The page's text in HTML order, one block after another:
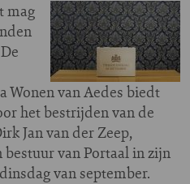
mag
Wonen van Aedes biedt
het bestrijden van de
Jan van der Zeep,
van Portaal in zijn
van september.